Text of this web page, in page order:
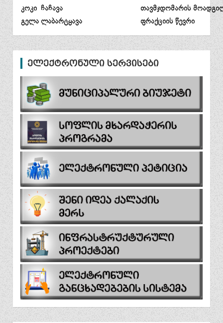
კოკი ჩაჩავა
თავმჯდომარის
გელა ლაბარტყავა
ფრაქციის წევრი
ელექტრონული სერვისები